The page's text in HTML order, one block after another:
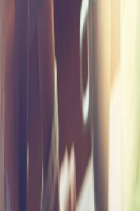
البحث العلمي
الرعاية الصحية
المراكز والوحدات
الأنظمة الذكية